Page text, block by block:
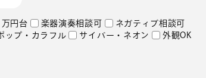
万円台 楽器演奏相談可
ネガティブ相談可
ップ・カラフル
サイバー・ネオン 外観OK